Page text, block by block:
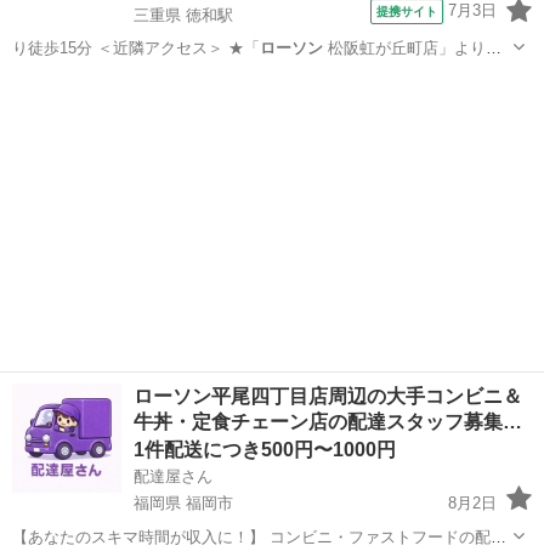
三重県 徳和駅
提携サイト 7月3日
り徒歩15分 ＜近隣アクセス＞ ★「 ローソン松阪虹が丘町店」より車5
ローソン平尾四丁目店周辺の大手コンビニ＆
牛丼・定食チェーン店の配達スタッフ募集…
1件配送につき500円〜1000円
配達屋さん
福岡県 福岡市
8月2日
【あなたのスキマ時間が収入に！】 コンビニ・ファストフードの配達